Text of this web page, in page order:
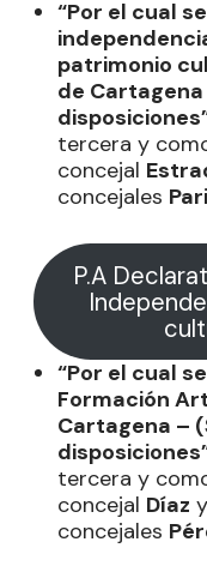
“Por el cual
patrimonio
de
tercera y
concejal
concejales
P.A
“Por el cual
Formación
Cartagena –
tercera y
concejal Díaz
concejales